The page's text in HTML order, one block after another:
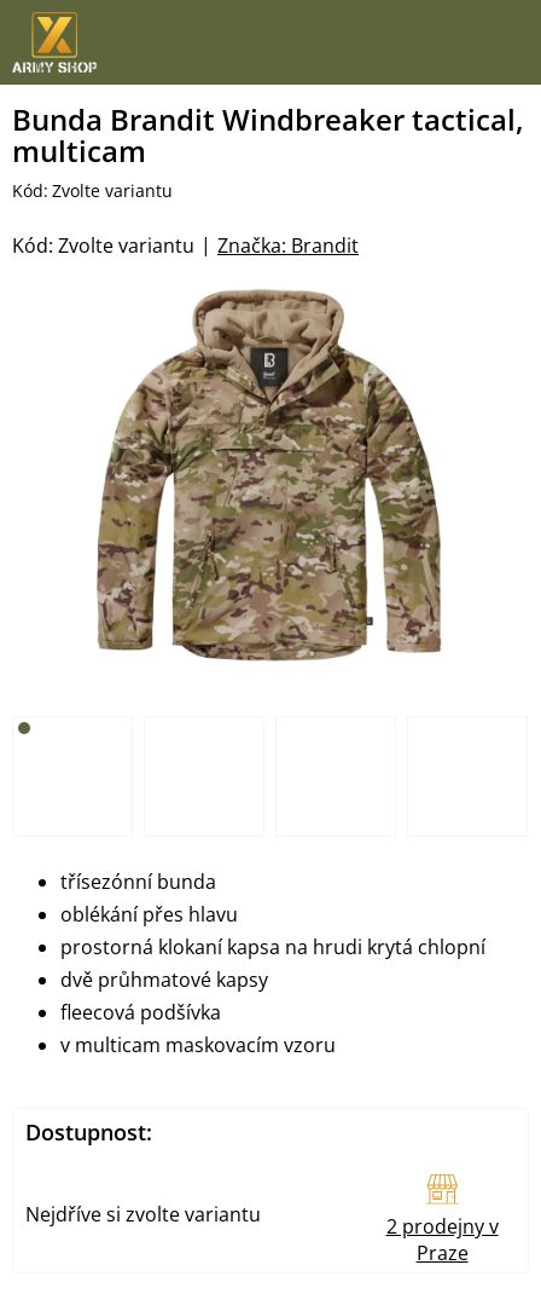
Přejít
obsah
Bunda Brandit Windbreaker tactical,
multicam
Kód: Zvolte variantu
Značka: Brandit
Kód: Zvolte variantu
třísezónní bunda
oblékání přes hlavu
prostorná klokaní kapsa na hrudi krytá chlopní
dvě průhmatové kapsy
fleecová podšívka
v multicam maskovacím vzoru
Dostupnost:
Nejdříve si zvolte variantu
2 prodejny v
Praze